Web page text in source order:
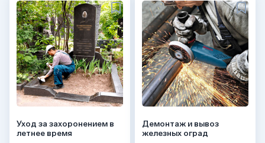
Уход за захоронением в
летнее время
Демонтаж и вывоз
железных оград